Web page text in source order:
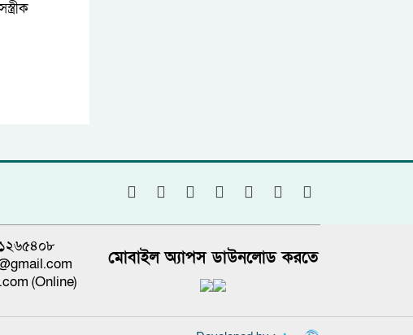
(Online)
মোবাইল অ্যাপস ডাউনলোড করতে